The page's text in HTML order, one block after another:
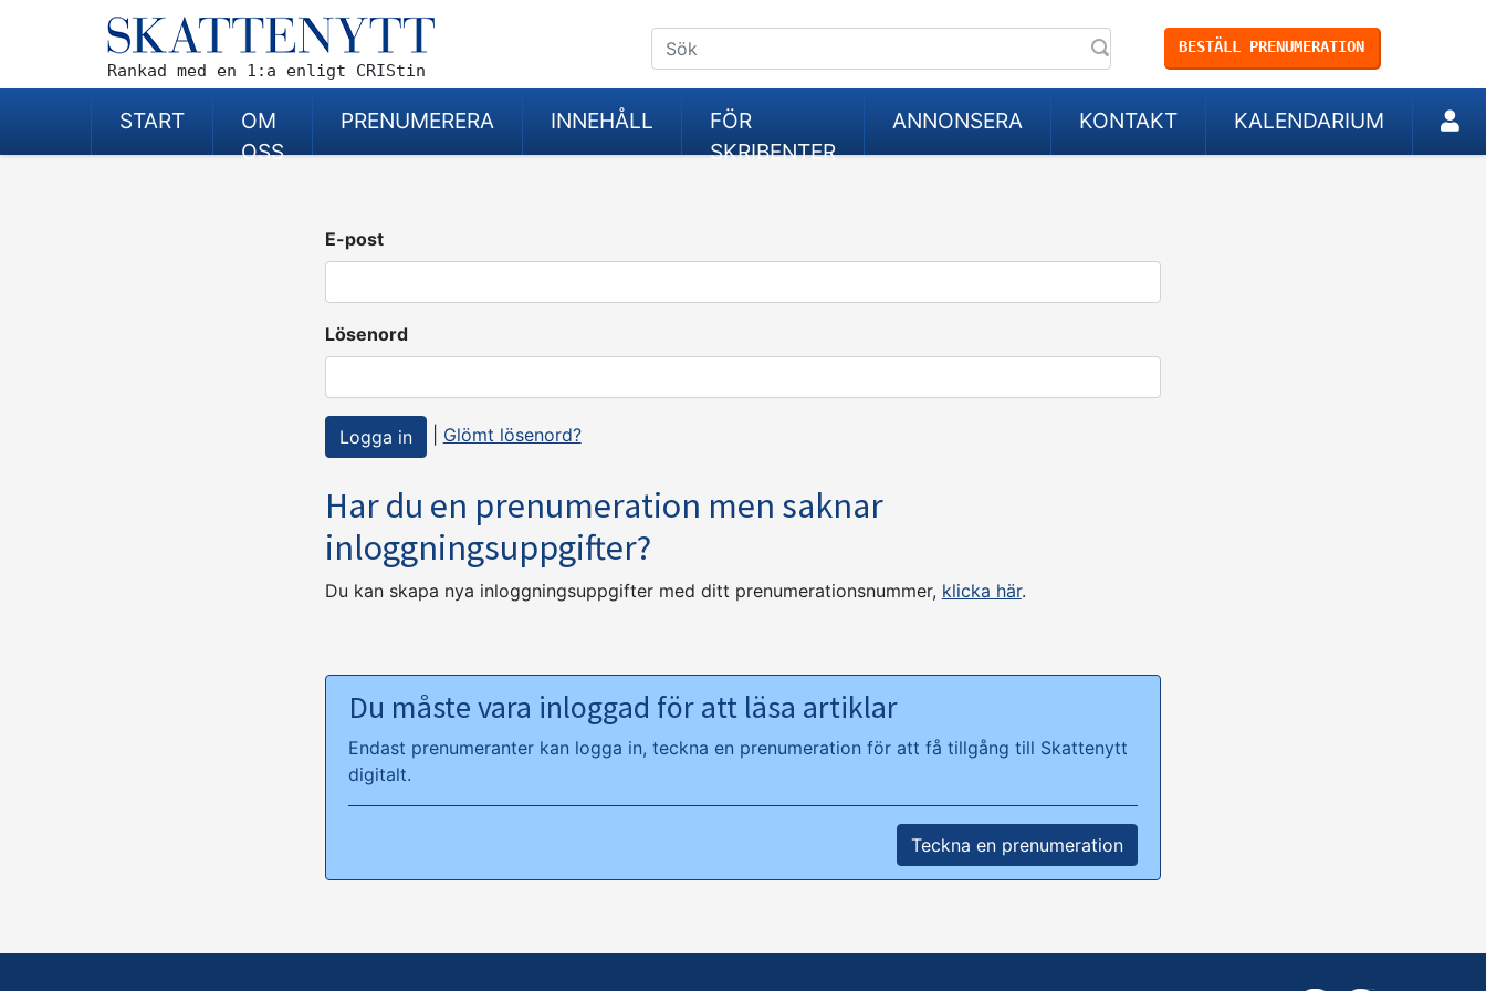
Rankad med en 1:a enligt CRIStin
BESTÄLL PRENUMERATION
START
OM
OSS
PRENUMERERA INNEHÅLL
FÖR
SKRIBENTER
ANNONSERA KONTAKT KALENDARIUM
E-post
Lösenord
Glömt lösenord?
Har du en prenumeration men saknar
inloggningsuppgifter?
Du kan skapa nya inloggningsuppgifter med ditt prenumerationsnummer, klicka här.
Du måste vara inloggad för att läsa artiklar
Endast prenumeranter kan logga in, teckna en prenumeration för att få tillgång till Skattenytt
digitalt.
Teckna en prenumeration